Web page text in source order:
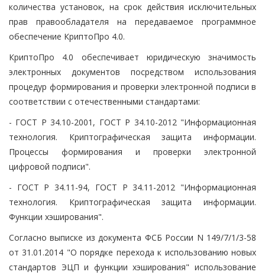
количества установок, на срок действия исключительных
прав правообладателя на передаваемое программное
обеспечение КриптоПро 4.0.
КриптоПро 4.0 обеспечивает юридическую значимость
электронных документов посредством использования
процедур формирования и проверки электронной подписи в
соответствии с отечественными стандартами:
- ГОСТ Р 34.10-2001, ГОСТ Р 34.10-2012 "Информационная
технология. Криптографическая защита информации.
Процессы формирования и проверки электронной
цифровой подписи".
- ГОСТ Р 34.11-94, ГОСТ Р 34.11-2012 "Информационная
технология. Криптографическая защита информации.
Функции хэширования".
Согласно выписке из документа ФСБ России N 149/7/1/3-58
от 31.01.2014 "О порядке перехода к использованию новых
стандартов ЭЦП и функции хэширования" использование